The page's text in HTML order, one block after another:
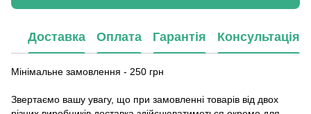
Доставка Оплата Гарантія Консультація
Мінімальне замовлення - 250 грн
Звертаємо вашу увагу, що при замовленні товарів від двох